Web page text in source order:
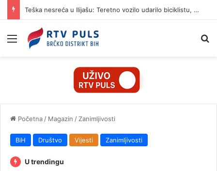
Teška nesreća u Ilijašu: Teretno vozilo udarilo biciklistu, 75-godišnjak zadržan u bolnici
Izbornik
Početna / Magazin / Zanimljivosti
BiH Društvo Vijesti Zanimljivosti
U trendingu